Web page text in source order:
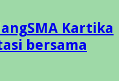
SMA Kartika
bersama